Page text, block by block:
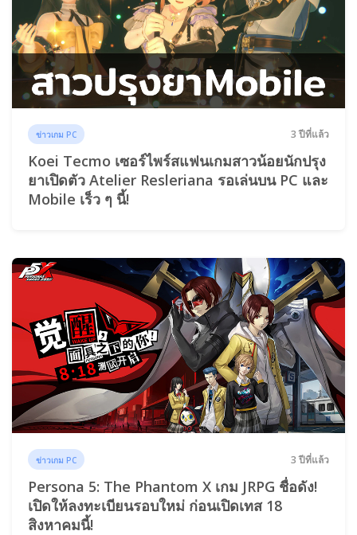
ข่าวเกม PC 3 ปีที่แล้ว
Koei Tecmo เซอร์ไพร์สแฟนเกมสาวน้อยนักปรุง
ยาเปิดตัว Atelier Resleriana รอเล่นบน PC และ
Mobile เร็ว ๆ นี้!
ข่าวเกม PC 3 ปีที่แล้ว
Persona 5: The Phantom X เกม JRPG ชื่อดัง!
เปิดให้ลงทะเบียนรอบใหม่ ก่อนเปิดเทส 18
สิงหาคมนี้!